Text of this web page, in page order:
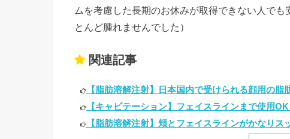
ムを考慮した長期のお休みが取得できない人で
とんど腫れませんでした）
関連記事
【脂肪溶解注射】日本国内で受けられる顔用の
【キャビテーション】フェイスラインまで使用
【脂肪溶解注射】頬とフェイスラインがかなりス